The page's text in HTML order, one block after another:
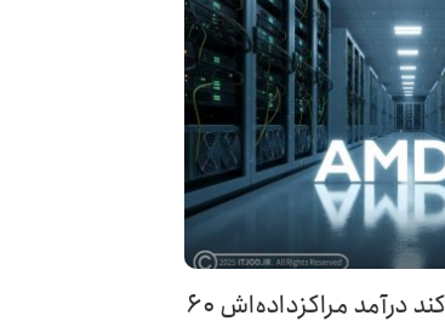
AMD پیش‌بینی می‌کند درآمد مراکزداده‌اش ۶۰